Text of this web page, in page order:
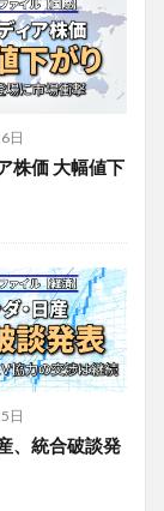
日
株価 大幅値下
日
、統合破談発